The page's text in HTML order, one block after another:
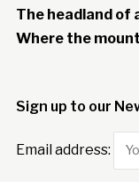
The headland of
Where the
Sign up to our
Email address: